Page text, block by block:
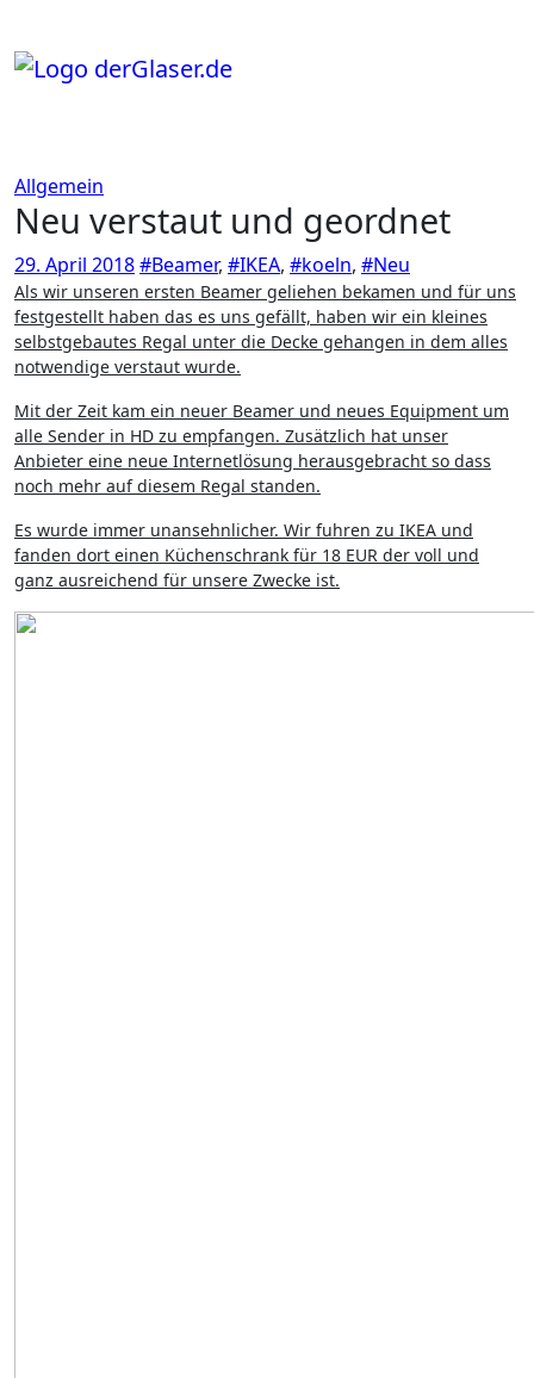
springen
Allgemein
Neu verstaut und geordnet
29. April 2018#Beamer, #IKEA, #koeln, #Neu
Als wir unseren ersten Beamer geliehen bekamen und für uns
festgestellt haben das es uns gefällt, haben wir ein kleines
selbstgebautes Regal unter die Decke gehangen in dem alles
notwendige verstaut wurde.
Mit der Zeit kam ein neuer Beamer und neues Equipment um
alle Sender in HD zu empfangen. Zusätzlich hat unser
Anbieter eine neue Internetlösung herausgebracht so dass
noch mehr auf diesem Regal standen.
Es wurde immer unansehnlicher. Wir fuhren zu IKEA und
fanden dort einen Küchenschrank für 18 EUR der voll und
ganz ausreichend für unsere Zwecke ist.